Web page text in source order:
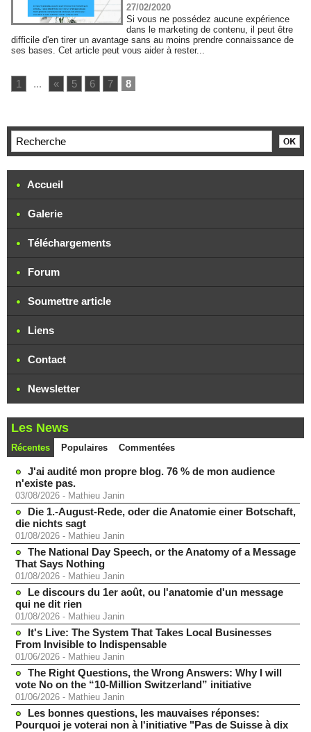
27/02/2020
Si vous ne possédez aucune expérience
dans le marketing de contenu, il peut être
difficile d'en tirer un avantage sans au moins prendre connaissance de
ses bases. Cet article peut vous aider à rester...
1 ... « 5 6 7 8
Accueil
Galerie
Téléchargements
Forum
Soumettre article
Liens
Contact
Newsletter
Les News
Récentes Populaires Commentées
J'ai audité mon propre blog. 76 % de mon audience
n'existe pas.
03/08/2026 - Mathieu Janin
Die 1.-August-Rede, oder die Anatomie einer Botschaft,
die nichts sagt
01/08/2026 - Mathieu Janin
The National Day Speech, or the Anatomy of a Message
That Says Nothing
01/08/2026 - Mathieu Janin
Le discours du 1er août, ou l'anatomie d'un message
qui ne dit rien
01/08/2026 - Mathieu Janin
It's Live: The System That Takes Local Businesses
From Invisible to Indispensable
01/06/2026 - Mathieu Janin
The Right Questions, the Wrong Answers: Why I will
vote No on the “10-Million Switzerland” initiative
01/06/2026 - Mathieu Janin
Les bonnes questions, les mauvaises réponses:
Pourquoi je voterai non à l'initiative "Pas de Suisse à dix